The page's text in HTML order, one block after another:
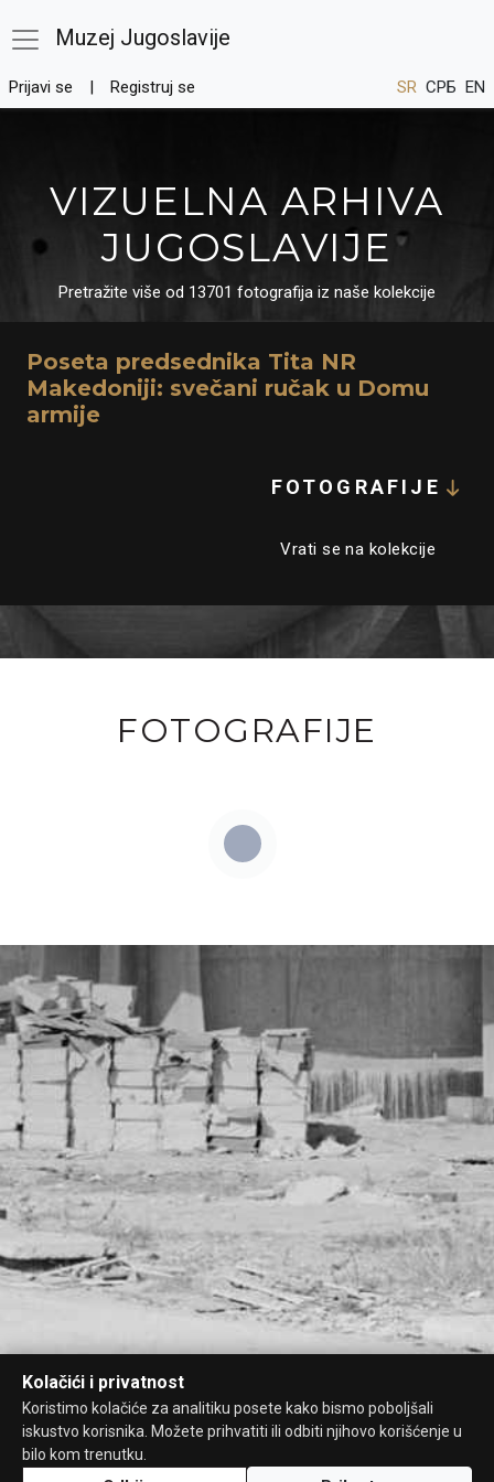
Muzej Jugoslavije
Prijavi se Registruj se SR СРБ EN
VIZUELNA ARHIVA
JUGOSLAVIJE
Pretražite više od 13701 fotografija iz naše kolekcije
Poseta predsednika Tita NR
Makedoniji: svečani ručak u Domu
armije
FOTOGRAFIJE
Vrati se na kolekcije
FOTOGRAFIJE
Kolačići i privatnost
Koristimo kolačiće za analitiku posete kako bismo poboljšali
iskustvo korisnika. Možete prihvatiti ili odbiti njihovo korišćenje u
bilo kom trenutku.